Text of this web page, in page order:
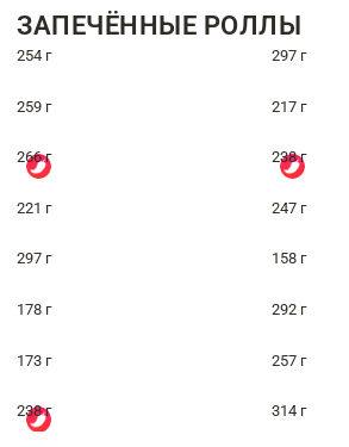
ЗАПЕЧЁННЫЕ РОЛЛЫ
254 г 297 г
259 г 217 г
266 г 238 г
221 г 247 г
297 г 158 г
178 г 292 г
173 г 257 г
238 г 314 г